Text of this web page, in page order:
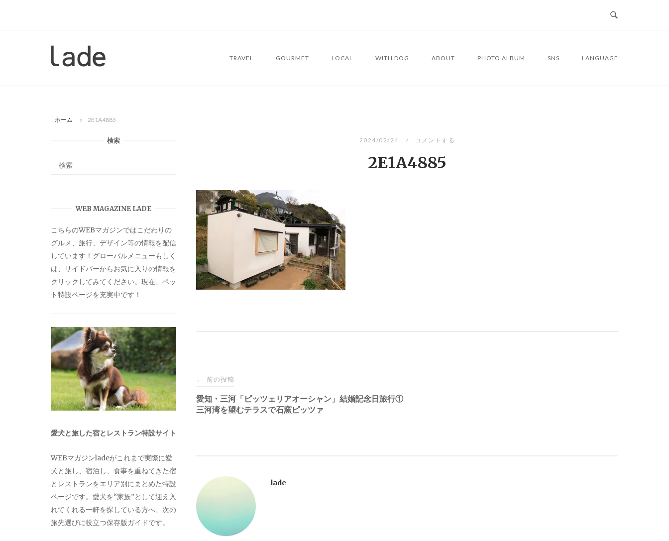
ー
TRAVEL GOURMET LOCAL WITH DOG ABOUT PHOTO ALBUM SNS LANGUAGE
ホーム » 2E1A4885
2024/02/24 コメントする
2E1A4885
投
稿
ゲ
ー
シ
← 前の投稿
愛知・三河「ピッツェリアオーシャン」結婚記念日旅行①
三河湾を望むテラスで石窯ピッツァ
lade
検索
WEB MAGAZINE LADE
こちらのWEBマガジンではこだわりの
グルメ、旅行、デザイン等の情報を配信
しています！グローバルメニューもしく
は、サイドバーからお気に入りの情報を
クリックしてみてください。現在、ペッ
ト特設ページを充実中です！
愛犬と旅した宿とレストラン特設サイト
WEBマガジンladeがこれまで実際に愛
犬と旅し、宿泊し、食事を重ねてきた宿
とレストランをエリア別にまとめた特設
ページです。愛犬を“家族”として迎え入
れてくれる一軒を探している方へ、次の
旅先選びに役立つ保存版ガイドです。